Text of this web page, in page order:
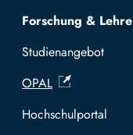
Forschung & Lehre
Studienangebot
OPAL
Hochschulportal